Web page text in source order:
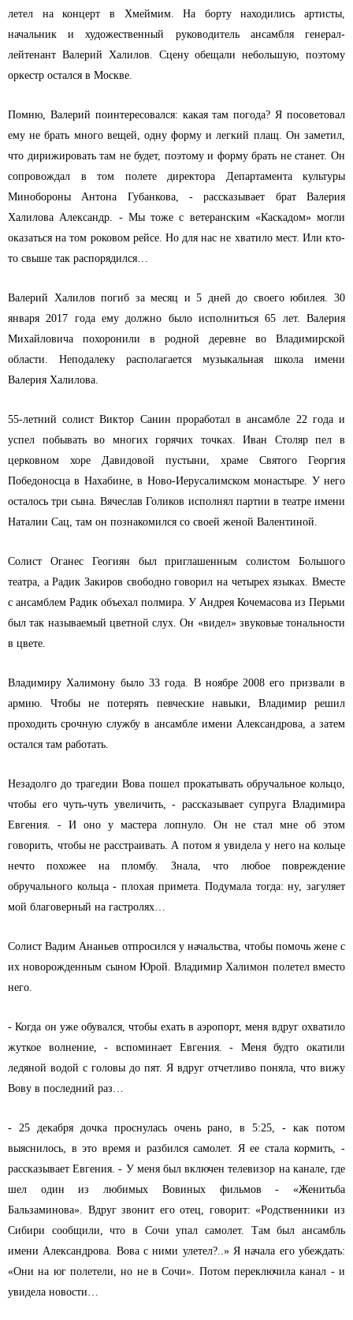
летел на концерт в Хмеймим. На борту находились артисты,
начальник и художественный руководитель ансамбля генерал-
лейтенант Валерий Халилов. Сцену обещали небольшую, поэтому
оркестр остался в Москве.
Помню, Валерий поинтересовался: какая там погода? Я посоветовал
ему не брать много вещей, одну форму и легкий плащ. Он заметил,
что дирижировать там не будет, поэтому и форму брать не станет. Он
сопровождал в том полете директора Департамента культуры
Минобороны Антона Губанкова, - рассказывает брат Валерия
Халилова Александр. - Мы тоже с ветеранским «Каскадом» могли
оказаться на том роковом рейсе. Но для нас не хватило мест. Или кто-
то свыше так распорядился…
Валерий Халилов погиб за месяц и 5 дней до своего юбилея. 30
января 2017 года ему должно было исполниться 65 лет. Валерия
Михайловича похоронили в родной деревне во Владимирской
области. Неподалеку располагается музыкальная школа имени
Валерия Халилова.
55-летний солист Виктор Санин проработал в ансамбле 22 года и
успел побывать во многих горячих точках. Иван Столяр пел в
церковном хоре Давидовой пустыни, храме Святого Георгия
Победоносца в Нахабине, в Ново-Иерусалимском монастыре. У него
осталось три сына. Вячеслав Голиков исполнял партии в театре имени
Наталии Сац, там он познакомился со своей женой Валентиной.
Солист Оганес Геогиян был приглашенным солистом Большого
театра, а Радик Закиров свободно говорил на четырех языках. Вместе
с ансамблем Радик объехал полмира. У Андрея Кочемасова из Перьми
был так называемый цветной слух. Он «видел» звуковые тональности
в цвете.
Владимиру Халимону было 33 года. В ноябре 2008 его призвали в
армию. Чтобы не потерять певческие навыки, Владимир решил
проходить срочную службу в ансамбле имени Александрова, а затем
остался там работать.
Незадолго до трагедии Вова пошел прокатывать обручальное кольцо,
чтобы его чуть-чуть увеличить, - рассказывает супруга Владимира
Евгения. - И оно у мастера лопнуло. Он не стал мне об этом
говорить, чтобы не расстраивать. А потом я увидела у него на кольце
нечто похожее на пломбу. Знала, что любое повреждение
обручального кольца - плохая примета. Подумала тогда: ну, загуляет
мой благоверный на гастролях…
Солист Вадим Ананьев отпросился у начальства, чтобы помочь жене с
их новорожденным сыном Юрой. Владимир Халимон полетел вместо
него.
- Когда он уже обувался, чтобы ехать в аэропорт, меня вдруг охватило
жуткое волнение, - вспоминает Евгения. - Меня будто окатили
ледяной водой с головы до пят. Я вдруг отчетливо поняла, что вижу
Вову в последний раз…
- 25 декабря дочка проснулась очень рано, в 5:25, - как потом
выяснилось, в это время и разбился самолет. Я ее стала кормить, -
рассказывает Евгения. - У меня был включен телевизор на канале, где
шел один из любимых Вовиных фильмов - «Женитьба
Бальзаминова». Вдруг звонит его отец, говорит: «Родственники из
Сибири сообщили, что в Сочи упал самолет. Там был ансамбль
имени Александрова. Вова с ними улетел?..» Я начала его убеждать:
«Они на юг полетели, но не в Сочи». Потом переключила канал - и
увидела новости…